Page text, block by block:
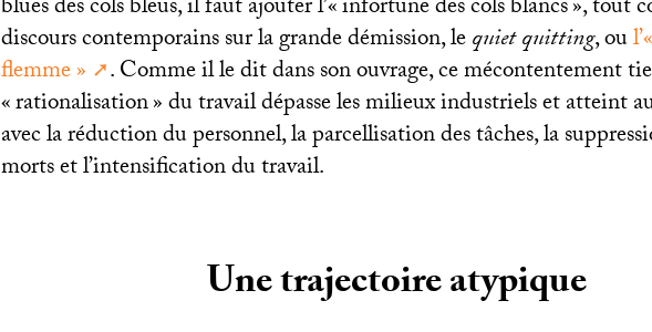
blues des cols bleus, il faut ajouter l’«infortune des cols blancs», tout
discours contemporains sur la grande démission, lequiet quitting, oul’«
flemme»
. Comme il le dit dans son ouvrage, ce mécontentement
«rationalisation» du travail dépasse les milieux industriels et atteint
avec la réduction du personnel, la parcellisation des tâches, la
morts et l’intensification du travail.
Une trajectoire atypique